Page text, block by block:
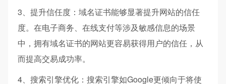
3、提升信任度：域名证书能够显著提升网站的信任
度。在电子商务、在线支付等涉及敏感信息的场景
中，拥有域名证书的网站更容易获得用户的信任，从
而提高交易成功率。
4、搜索引擎优化：搜索引擎如Google更倾向于将使